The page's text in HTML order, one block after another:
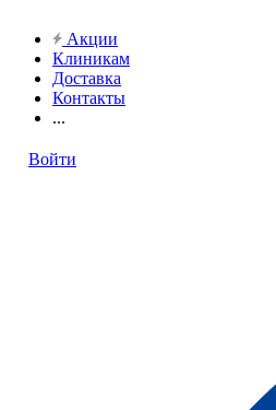
Акции
Клиникам
Доставка
Контакты
...
Войти